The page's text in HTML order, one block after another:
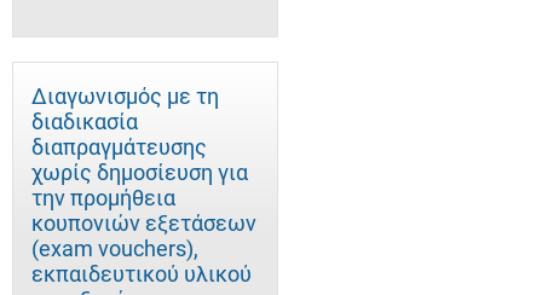
Διαγωνισμός με τη
διαδικασία
διαπραγμάτευσης
χωρίς δημοσίευση για
την προμήθεια
κουπονιών εξετάσεων
(exam vouchers),
εκπαιδευτικού υλικού